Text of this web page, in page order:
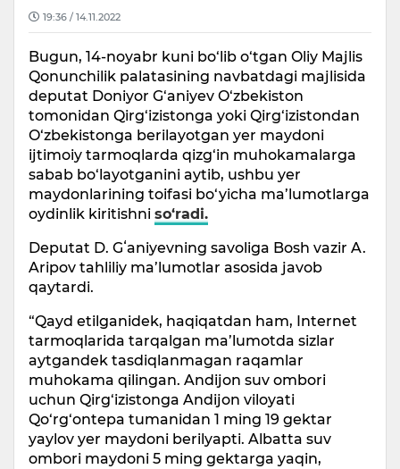
19:36 / 14.11.2022
Bugun, 14-noyabr kuni bo‘lib o‘tgan Oliy Majlis
Qonunchilik palatasining navbatdagi majlisida
deputat Doniyor G‘aniyev O‘zbekiston
tomonidan Qirg‘izistonga yoki Qirg‘izistondan
O‘zbekistonga berilayotgan yer maydoni
ijtimoiy tarmoqlarda qizg‘in muhokamalarga
sabab bo‘layotganini aytib, ushbu yer
maydonlarining toifasi bo‘yicha ma’lumotlarga
oydinlik kiritishni so‘radi.
Deputat D. Gʻaniyevning savoliga Bosh vazir A.
Aripov tahliliy ma’lumotlar asosida javob
qaytardi.
“Qayd etilganidek, haqiqatdan ham, Internet
tarmoqlarida tarqalgan ma’lumotda sizlar
aytgandek tasdiqlanmagan raqamlar
muhokama qilingan. Andijon suv ombori
uchun Qirg‘izistonga Andijon viloyati
Qo‘rg‘ontepa tumanidan 1 ming 19 gektar
yaylov yer maydoni berilyapti. Albatta suv
ombori maydoni 5 ming gektarga yaqin,